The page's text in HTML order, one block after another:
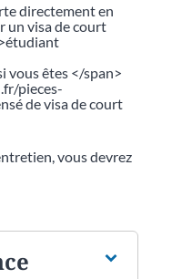
directement en
un visa de court
vous êtes </span>
pieces-
de visa de court
vous devrez